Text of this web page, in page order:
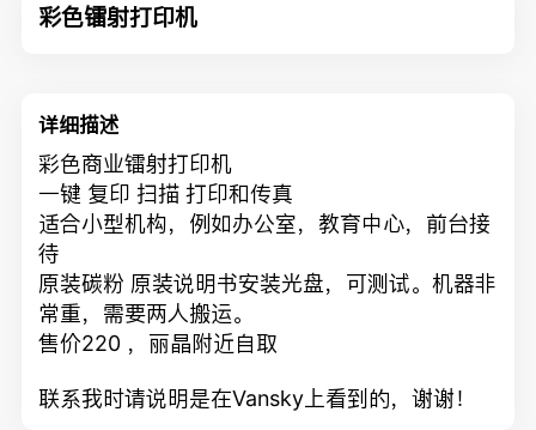
彩色镭射打印机
详细描述
彩色商业镭射打印机
一键 复印 扫描 打印和传真
适合小型机构，例如办公室，教育中心，前台接
待
原装碳粉 原装说明书安装光盘，可测试。机器非
常重，需要两人搬运。
售价220 ，丽晶附近自取
联系我时请说明是在Vansky上看到的，谢谢！